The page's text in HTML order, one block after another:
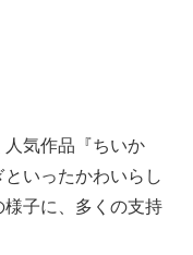
気作品『ちいか
いったかわいらし
子に、多くの支持